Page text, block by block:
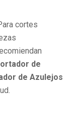
cortes
de
de Azulejos